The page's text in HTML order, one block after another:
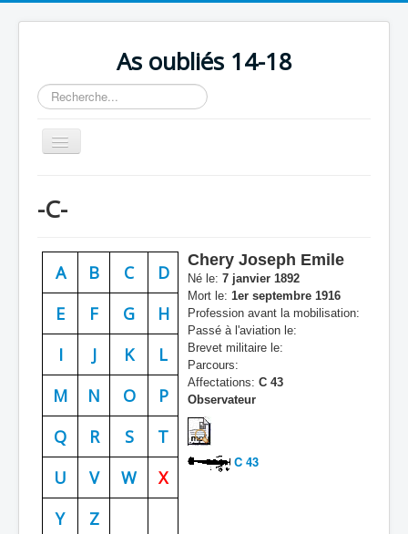
As oubliés 14-18
Rechercher
Basculer
la
Chronologie
Escadrilles
Organisation
Avions
Formation
Doctrines
Batailles
Cahiers des As
-C-
A B C
D
E
F G
H
I
J K
L
M
N O
P
Q
R S
T
U
V W
X
Y
Z
Chery Joseph Emile
Né le: 7 janvier 1892
Mort le: 1er septembre 1916
Profession avant la mobilisation:
Passé à l'aviation le:
Brevet militaire le:
Parcours:
Affectations: C 43
Observateur
C 43